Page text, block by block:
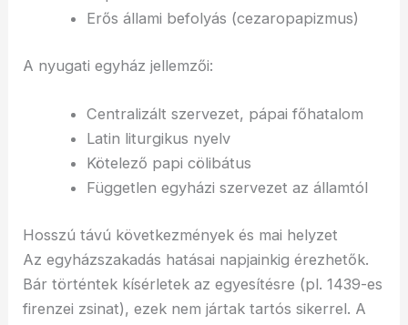
Erős állami befolyás (cezaropapizmus)
A nyugati egyház jellemzői:
Centralizált szervezet, pápai főhatalom
Latin liturgikus nyelv
Kötelező papi cölibátus
Független egyházi szervezet az államtól
Hosszú távú következmények és mai helyzet
Az egyházszakadás hatásai napjainkig érezhetők.
Bár történtek kísérletek az egyesítésre (pl. 1439-es
firenzei zsinat), ezek nem jártak tartós sikerrel. A